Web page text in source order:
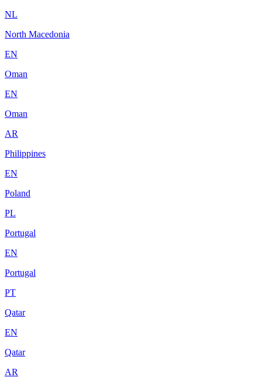
NL
North Macedonia
EN
Oman
EN
Oman
AR
Philippines
EN
Poland
PL
Portugal
EN
Portugal
PT
Qatar
EN
Qatar
AR